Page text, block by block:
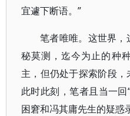
宜遽下断语。”
笔者唯唯。这世界
秘莫测，迄今为止的种
主，但仍处于探索阶段，
此时此刻，笔者且当一
困窘和冯其庸先生的疑惑